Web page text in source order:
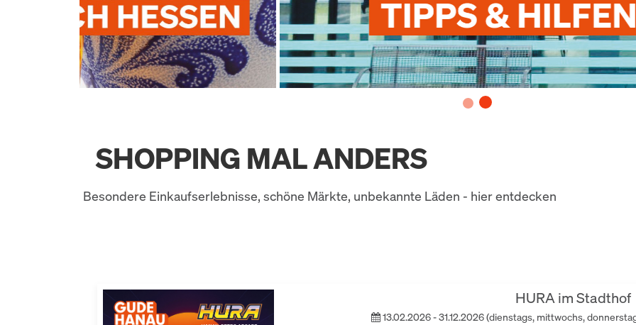
SHOPPING MAL ANDERS
Besondere Einkaufserlebnisse, schöne Märkte, unbekannte Läden - hier entdecken
HURA im Stadthof
13.02.2026 - 31.12.2026 (dienstags, mittwochs,